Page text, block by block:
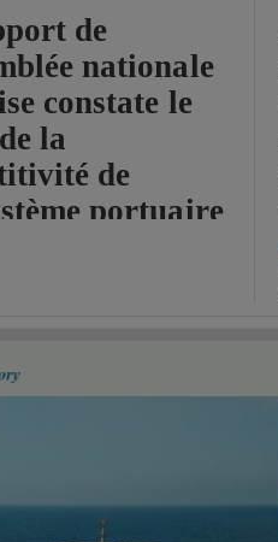
de
nationale
constate le
la
de
portuaire